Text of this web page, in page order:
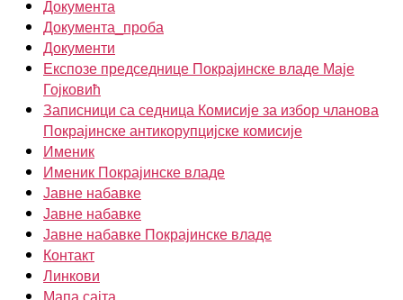
Документа
Документа_проба
Документи
Експозе председнице Покрајинске владе Маје
Гојковић
Записници са седница Комисије за избор чланова
Покрајинске антикорупцијске комисије
Именик
Именик Покрајинске владе
Јавне набавке
Јавне набавке
Јавне набавке Покрајинске владе
Контакт
Линкови